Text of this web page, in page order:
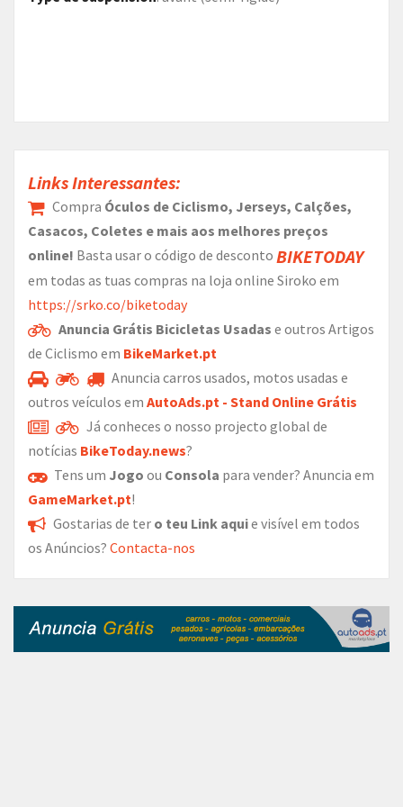
Links Interessantes:
Compra Óculos de Ciclismo, Jerseys, Calções,
Casacos, Coletes e mais aos melhores preços
online! Basta usar o código de desconto BIKETODAY
em todas as tuas compras na loja online Siroko em
https://srko.co/biketoday
Anuncia Grátis Bicicletas Usadas e outros Artigos
de Ciclismo em BikeMarket.pt
Anuncia carros usados, motos usadas e
outros veículos em AutoAds.pt - Stand Online Grátis
Já conheces o nosso projecto global de
notícias BikeToday.news?
Tens um Jogo ou Consola para vender? Anuncia em
GameMarket.pt!
Gostarias de ter o teu Link aquie visível em todos
os Anúncios? Contacta-nos